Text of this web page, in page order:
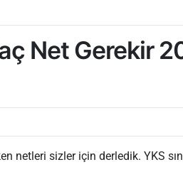
Net Gerekir
netleri sizler için derledik. YKS